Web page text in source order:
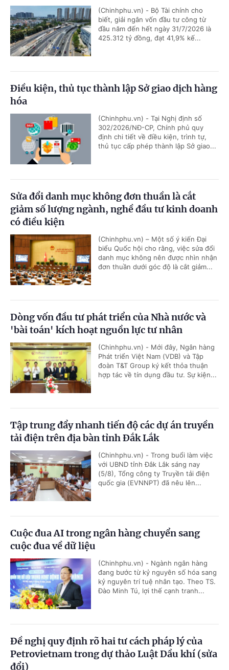
(Chinhphu.vn) - Bộ Tài chính cho
biết, giải ngân vốn đầu tư công từ
đầu năm đến hết ngày 31/7/2026 là
425.312 tỷ đồng, đạt 41,9% kế...
Điều kiện, thủ tục thành lập Sở giao dịch hàng
hóa
(Chinhphu.vn) - Tại Nghị định số
302/2026/NĐ-CP, Chính phủ quy
định chi tiết về điều kiện, trình tự,
thủ tục cấp phép thành lập Sở giao...
Sửa đổi danh mục không đơn thuần là cắt
giảm số lượng ngành, nghề đầu tư kinh doanh
có điều kiện
(Chinhphu.vn) – Một số ý kiến Đại
biểu Quốc hội cho rằng, việc sửa đổi
danh mục không nên được nhìn nhận
đơn thuần dưới góc độ là cắt giảm...
Dòng vốn đầu tư phát triển của Nhà nước và
'bài toán' kích hoạt nguồn lực tư nhân
(Chinhphu.vn) - Mới đây, Ngân hàng
Phát triển Việt Nam (VDB) và Tập
đoàn T&T Group ký kết thỏa thuận
hợp tác về tín dụng đầu tư. Sự kiện...
Tập trung đẩy nhanh tiến độ các dự án truyền
tải điện trên địa bàn tỉnh Đắk Lắk
(Chinhphu.vn) - Trong buổi làm việc
với UBND tỉnh Đắk Lắk sáng nay
(5/8), Tổng công ty Truyền tải điện
quốc gia (EVNNPT) đã nêu lên...
Cuộc đua AI trong ngân hàng chuyển sang
cuộc đua về dữ liệu
(Chinhphu.vn) - Ngành ngân hàng
đang bước từ kỷ nguyên số hóa sang
kỷ nguyên trí tuệ nhân tạo. Theo TS.
Đào Minh Tú, lợi thế cạnh tranh...
Đề nghị quy định rõ hai tư cách pháp lý của
Petrovietnam trong dự thảo Luật Dầu khí (sửa
đổi)